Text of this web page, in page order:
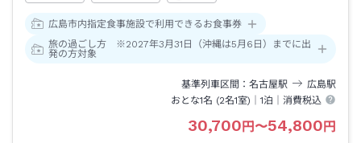
広島市内指定食事施設で利用できるお食事券
旅の過ごし方 ※2027年3月31日（沖縄は5月6日）までに出
発の方対象
基準列車区間 名古屋駅 広島駅
おとな1名 (2名1室)｜1泊 ｜消費税込
30,700 円 〜54,800 円